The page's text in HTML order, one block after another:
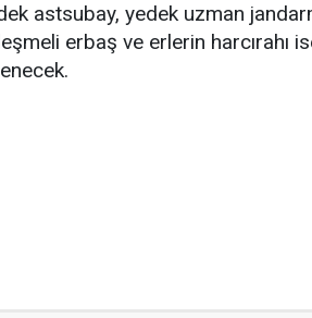
astsubay, yedek uzman
erbaş ve erlerin harcırahı